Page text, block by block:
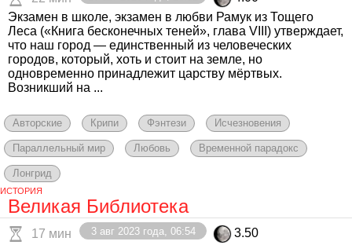
Экзамен в школе, экзамен в любви Рамук из Тощего
Леса («Книга бесконечных теней», глава VIII) утверждает,
что наш город — единственный из человеческих
городов, который, хоть и стоит на земле, но
одновременно принадлежит царству мёртвых.
Возникший на ...
Авторские Крипи Фэнтези Исчезновения
Параллельный мир Любовь Временной парадокс
Лонгрид
ИСТОРИЯ
Великая Библиотека
17 мин 3 авг 2023 года, 06:54
3.50